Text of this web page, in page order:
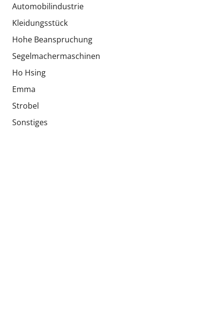
Automobilindustrie
Kleidungsstück
Hohe Beanspruchung
Segelmachermaschinen
Ho Hsing
Emma
Strobel
Sonstiges